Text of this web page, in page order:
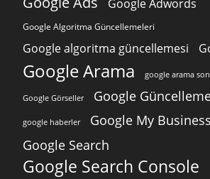
Google Adwords
Google Algoritma Güncellemeleri
Google algoritma güncellemesi
Google Arama google arama
Google Görseller Google
google haberler Google My Business
Google Search
Google Search Console